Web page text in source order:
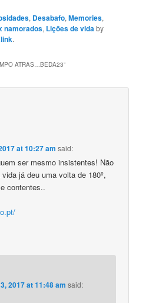
, Desabafo,Memories,
namorados, Lições de vida by
.
ATRAS…BEDA23”
at 10:27 am said:
ser mesmo insistentes! Não
já deu uma volta de 180º,
contentes..
2017 at 11:48 am said: